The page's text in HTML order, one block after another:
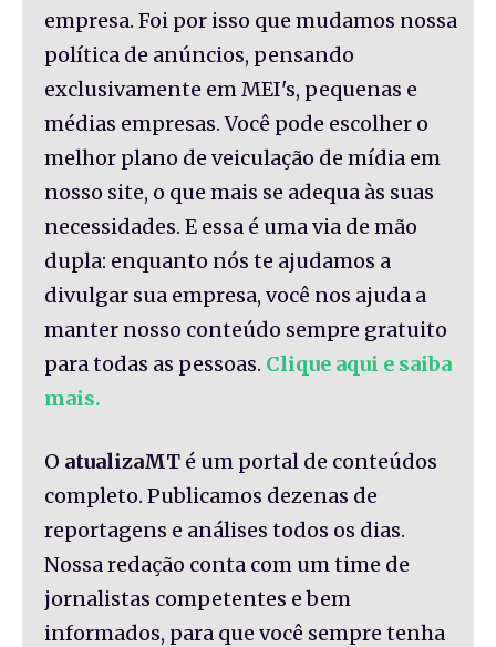
empresa. Foi por isso que mudamos nossa
política de anúncios, pensando
exclusivamente em MEI's, pequenas e
médias empresas. Você pode escolher o
melhor plano de veiculação de mídia em
nosso site, o que mais se adequa às suas
necessidades. E essa é uma via de mão
dupla: enquanto nós te ajudamos a
divulgar sua empresa, você nos ajuda a
manter nosso conteúdo sempre gratuito
para todas as pessoas. Clique aqui e saiba
mais.
O atualizaMT é um portal de conteúdos
completo. Publicamos dezenas de
reportagens e análises todos os dias.
Nossa redação conta com um time de
jornalistas competentes e bem
informados, para que você sempre tenha